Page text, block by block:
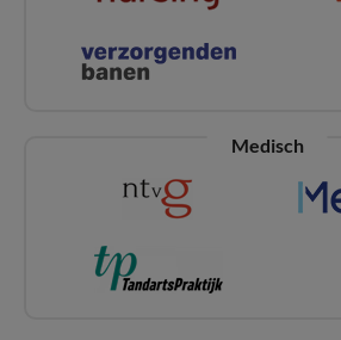
Medisch